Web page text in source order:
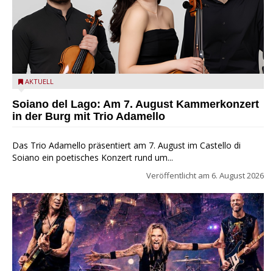
Trio Adamello
AKTUELL
Soiano del Lago: Am 7. August Kammerkonzert
in der Burg mit Trio Adamello
Das Trio Adamello präsentiert am 7. August im Castello di
Soiano ein poetisches Konzert rund um...
Veröffentlicht am 6. August 2026